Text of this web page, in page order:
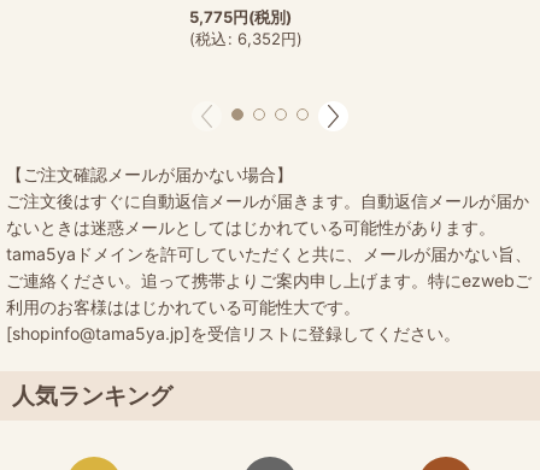
5,775円(税別)
(税込: 6,352円)
【ご注文確認メールが届かない場合】
ご注文後はすぐに自動返信メールが届きます。自動返信メールが届か
ないときは迷惑メールとしてはじかれている可能性があります。
tama5yaドメインを許可していただくと共に、メールが届かない旨、
ご連絡ください。追って携帯よりご案内申し上げます。特にezwebご
利用のお客様ははじかれている可能性大です。
[shopinfo@tama5ya.jp]を受信リストに登録してください。
人気ランキング